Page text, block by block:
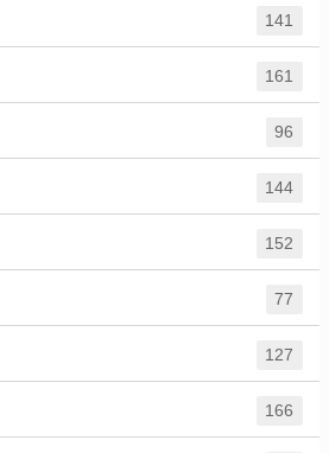
141
161
96
144
152
77
127
166